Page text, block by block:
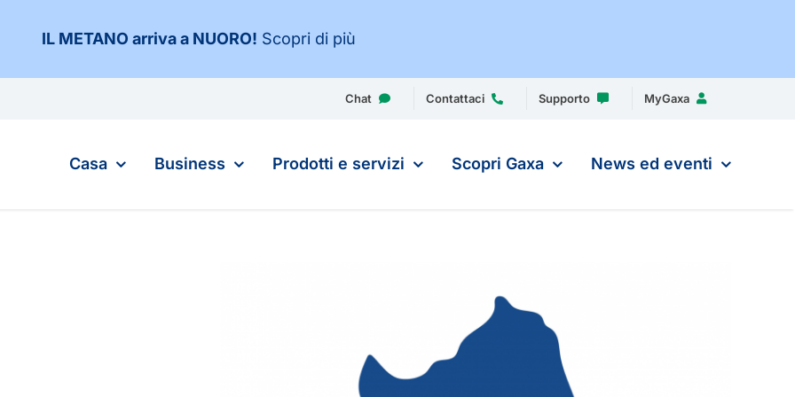
IL METANO arriva a NUORO! Scopri di più
Chat Contattaci Supporto MyGaxa
Casa Business Prodotti e servizi Scopri Gaxa News ed eventi